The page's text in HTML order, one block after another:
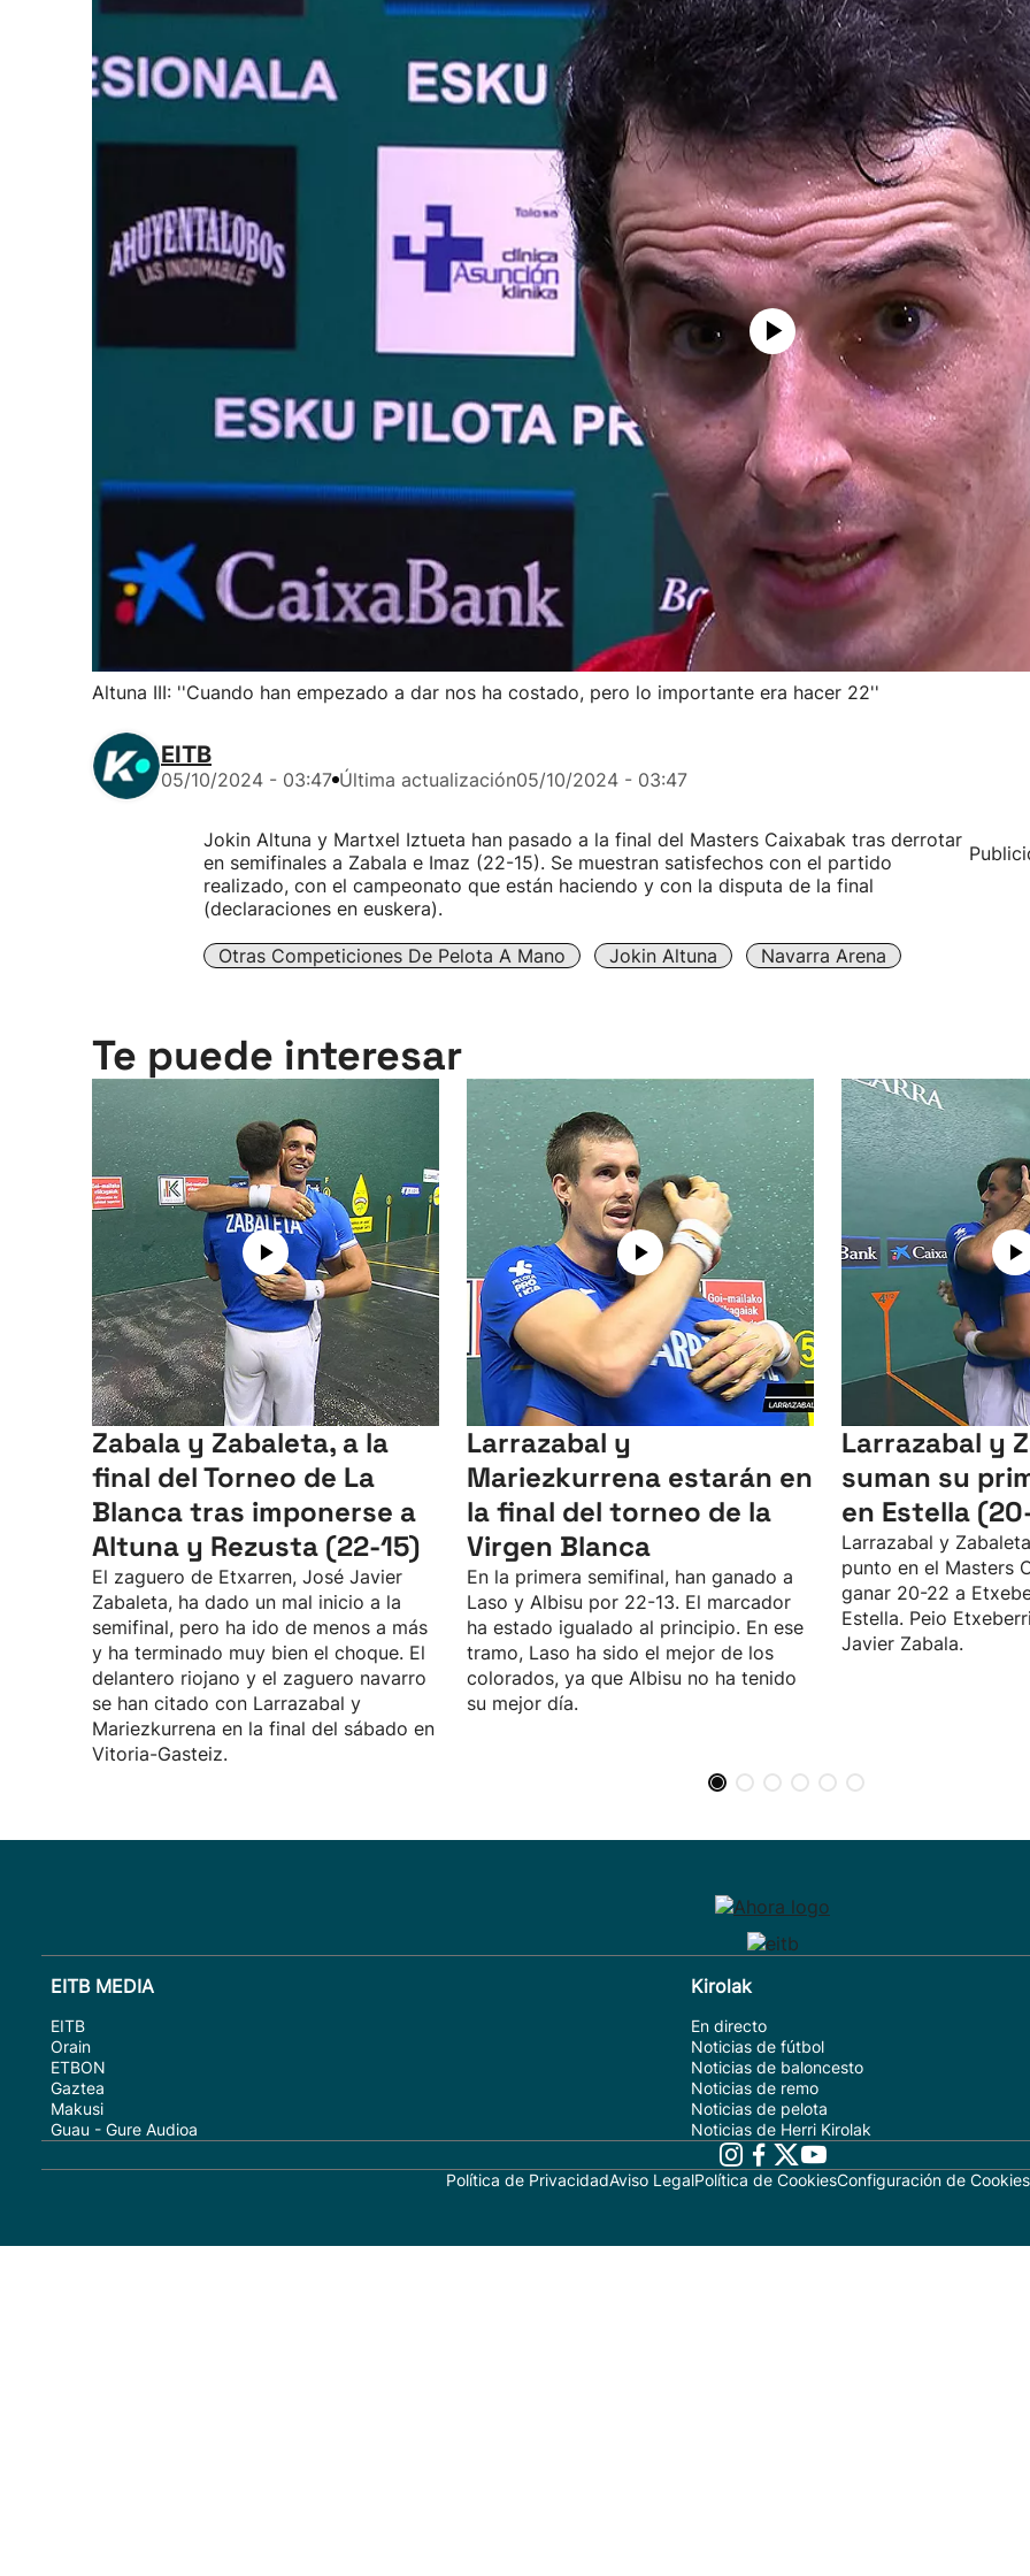
Altuna III: ''Cuando han empezado a dar nos ha costado, pero lo importante era hacer 22''
EITB
05/10/2024 - 03:47 Última actualización05/10/2024 - 03:47
Jokin Altuna y Martxel Iztueta han pasado a la final del Masters Caixabak tras derrotar
en semifinales a Zabala e Imaz (22-15). Se muestran satisfechos con el partido
realizado, con el campeonato que están haciendo y con la disputa de la final
(declaraciones en euskera).
Otras Competiciones De Pelota A Mano Jokin Altuna Navarra Arena
Te puede interesar
Zabala y Zabaleta, a la
final del Torneo de La
Blanca tras imponerse a
Altuna y Rezusta (22-15)
El zaguero de Etxarren, José Javier
Zabaleta, ha dado un mal inicio a la
semifinal, pero ha ido de menos a más
y ha terminado muy bien el choque. El
delantero riojano y el zaguero navarro
se han citado con Larrazabal y
Mariezkurrena en la final del sábado en
Vitoria-Gasteiz.
Larrazabal y
Mariezkurrena estarán en
la final del torneo de la
Virgen Blanca
En la primera semifinal, han ganado a
Laso y Albisu por 22-13. El marcador
ha estado igualado al principio. En ese
tramo, Laso ha sido el mejor de los
colorados, ya que Albisu no ha tenido
su mejor día.
Larrazabal y
suman su
en Estella
Larrazabal y
punto en el Masters
ganar 20-22 a
Estella. Peio
Javier Zabala.
EITB MEDIA
EITB
Orain
ETBON
Gaztea
Makusi
Guau - Gure Audioa
Kirolak
En directo
Noticias de fútbol
Noticias de baloncesto
Noticias de remo
Noticias de pelota
Noticias de Herri Kirolak
Política de PrivacidadAviso LegalPolítica de CookiesConfiguración de Cookies